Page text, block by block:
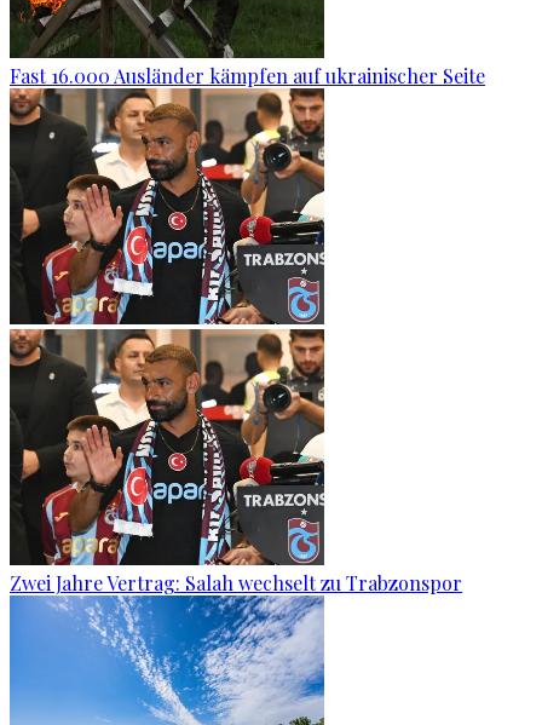
Fast 16.000 Ausländer kämpfen auf ukrainischer Seite
Zwei Jahre Vertrag: Salah wechselt zu Trabzonspor